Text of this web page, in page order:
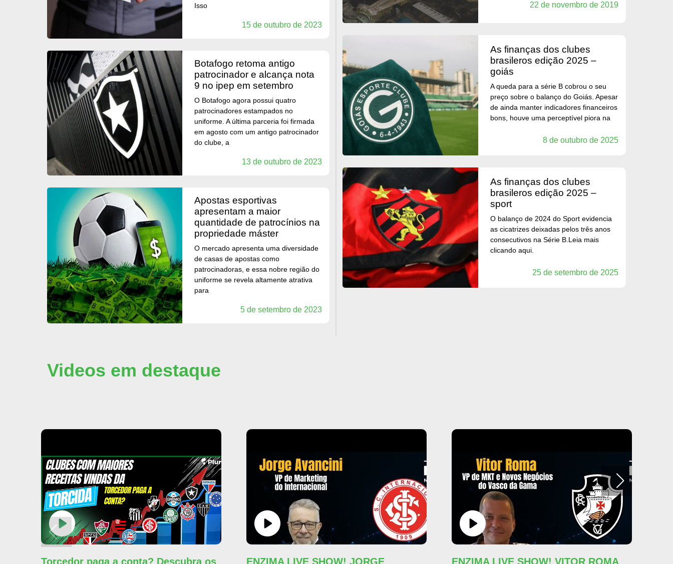
Isso
15 de outubro de 2023
botafogo retoma antigo
patrocinador e alcança nota
9 no ipep em setembro
O Botafogo agora possui quatro
patrocinadores estampados no
uniforme. A última parceria foi firmada
em agosto com um antigo patrocinador
do clube, a
13 de outubro de 2023
apostas esportivas
apresentam a maior
quantidade de patrocínios na
propriedade máster
O mercado apresenta uma diversidade
de casas de apostas como
patrocinadoras, e essa nobre região do
uniforme se revela altamente atrativa
para
5 de setembro de 2023
22 de novembro de 2019
as finanças dos clubes
brasileros edição 2025 –
goiás
A queda para a série B cobrou o seu
preço sobre o balanço do Goiás. Apesar
de ainda manter indicadores financeiros
bons, houve uma perceptível piora na
8 de outubro de 2025
as finanças dos clubes
brasileros edição 2025 –
sport
O balanço de 2024 do Sport evidencia
as cicatrizes deixadas pelos três anos
consecutivos na Série B.Leia mais
clicando aqui.
25 de setembro de 2025
Videos em destaque
Torcedor paga a conta? Descubra os ENZIMA LIVE SHOW! JORGE ENZIMA LIVE SHOW! VITOR ROMA